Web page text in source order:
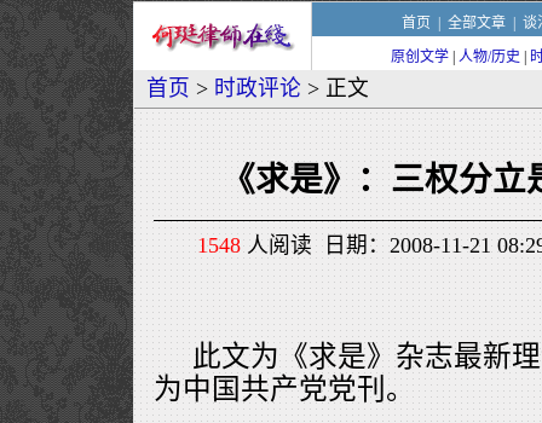
首页 全部文章| 谈
原创文学 人物/历史
首页 > 时政评论 > 正文
《求是》：三权分立
1548人阅读 日期：2008-11-21
此文为《求是》杂志最新
为中国共产党党刊。